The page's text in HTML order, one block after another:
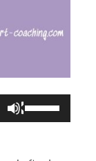
Hoch/Runter